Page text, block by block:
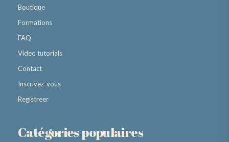
Boutique
Formations
FAQ
Video tutorials
Contact
Inscrivez-vous
Registreer
Catégories populaires